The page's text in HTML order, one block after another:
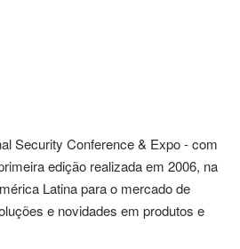
Security Conference & Expo - com
edição realizada em 2006, na
Latina para o mercado de
e novidades em produtos e